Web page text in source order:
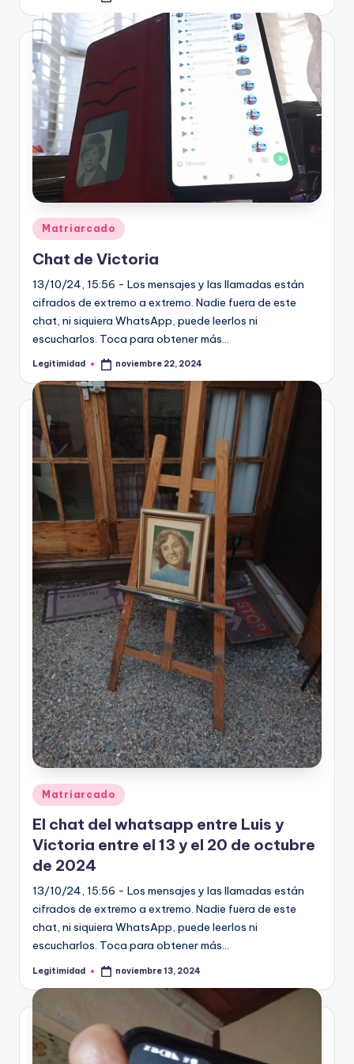
Publicado
en
Matriarcado
Chat de Victoria
13/10/24, 15:56 - Los mensajes y las llamadas están
cifrados de extremo a extremo. Nadie fuera de este
chat, ni siquiera WhatsApp, puede leerlos ni
escucharlos. Toca para obtener más…
Publicado
Legitimidad noviembre 22, 2024
Publicado
en
Matriarcado
El chat del whatsapp entre Luis y
Victoria entre el 13 y el 20 de octubre
de 2024
13/10/24, 15:56 - Los mensajes y las llamadas están
cifrados de extremo a extremo. Nadie fuera de este
chat, ni siquiera WhatsApp, puede leerlos ni
escucharlos. Toca para obtener más…
Publicado
Legitimidad noviembre 13, 2024